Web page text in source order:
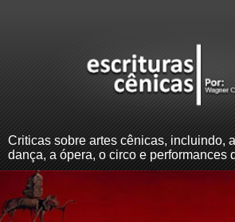
Criticas sobre artes cênicas, incluindo,
dança, a ópera, o circo e performances